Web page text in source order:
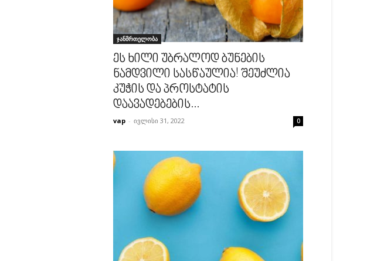
ჯანმრთელობა
ეს ხილი უბრალოდ ბუნების
ნამდვილი სასწაულია! შეუძლია
კუჭის და პროსტატის
დაავადებების...
vap - ივლისი 31, 2022 0